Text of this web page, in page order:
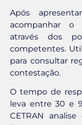
Após
acompanhar o
através dos
competentes.
para consultar
contestação.
O tempo de
leva entre 30 e
CETRAN